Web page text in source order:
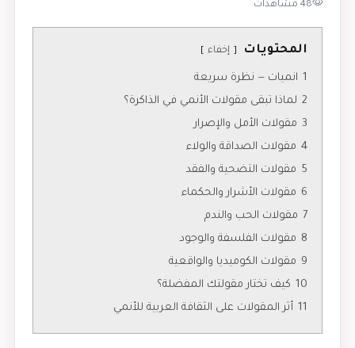
48 مشاهدات
المحتويات إخفاء
1 انميات — نظرة سريعة
2 لماذا تبقى مقولات الأنمي في الذاكرة؟
3 مقولات الأمل والإصرار
4 مقولات الصداقة والولاء
5 مقولات التضحية والفقد
6 مقولات الأشرار والحكماء
7 مقولات الحب والندم
8 مقولات الفلسفة والوجود
9 مقولات الكوميديا والواقعية
10 كيف تختار مقولتك المفضلة؟
11 أثر المقولات على الثقافة العربية للأنمي